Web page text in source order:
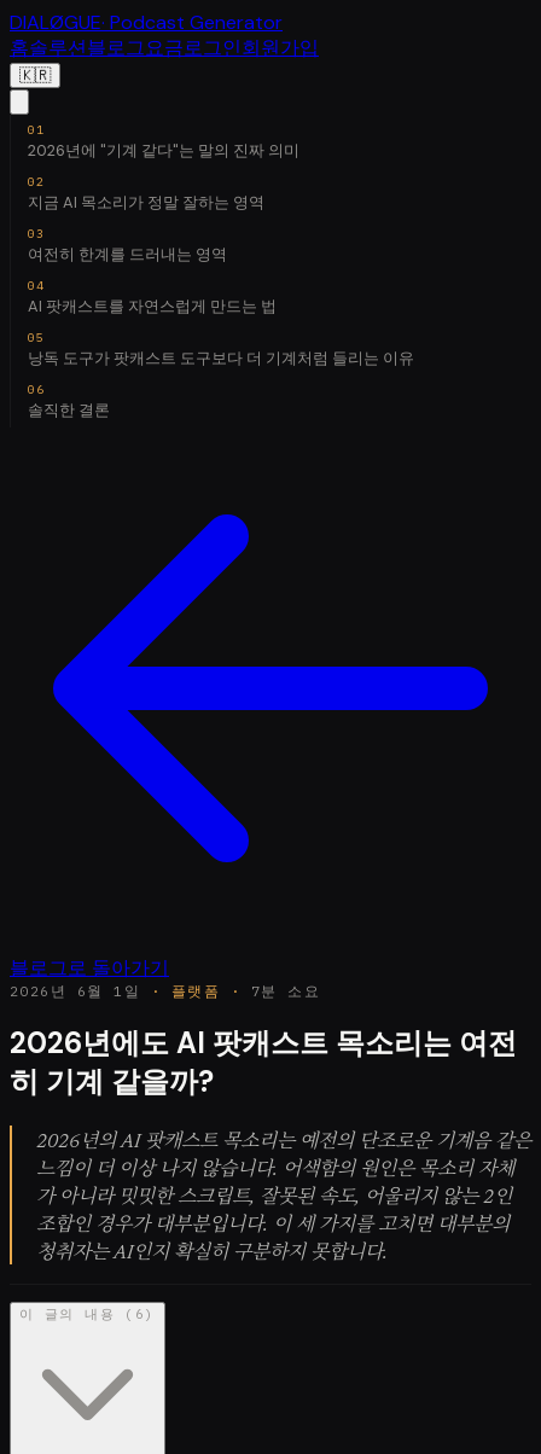
DIALØGUE· Podcast Generator
홈솔루션블로그요금로그인회원가입
🇰🇷
2026년에 "기계 같다"는 말의 진짜 의미
지금 AI 목소리가 정말 잘하는 영역
여전히 한계를 드러내는 영역
AI 팟캐스트를 자연스럽게 만드는 법
낭독 도구가 팟캐스트 도구보다 더 기계처럼 들리는 이유
솔직한 결론
블로그로 돌아가기
2026년 6월 1일 · 플랫폼 · 7분 소요
2026년에도 AI 팟캐스트 목소리는 여전
히 기계 같을까?
2026년의 AI 팟캐스트 목소리는 예전의 단조로운 기계음 같은
느낌이 더 이상 나지 않습니다. 어색함의 원인은 목소리 자체
가 아니라 밋밋한 스크립트, 잘못된 속도, 어울리지 않는 2인
조합인 경우가 대부분입니다. 이 세 가지를 고치면 대부분의
청취자는 AI인지 확실히 구분하지 못합니다.
이 글의 내용 ( 6 )